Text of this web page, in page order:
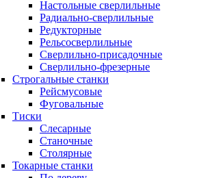
Настольные сверлильные
Радиально-сверлильные
Редукторные
Рельсосверлильные
Сверлильно-присадочные
Сверлильно-фрезерные
Строгальные станки
Рейсмусовые
Фуговальные
Тиски
Слесарные
Станочные
Столярные
Токарные станки